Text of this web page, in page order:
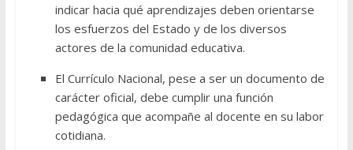
indicar hacia qué aprendizajes deben orientarse
los esfuerzos del Estado y de los diversos
actores de la comunidad educativa.
El Currículo Nacional, pese a ser un documento de
carácter oficial, debe cumplir una función
pedagógica que acompañe al docente en su labor
cotidiana.